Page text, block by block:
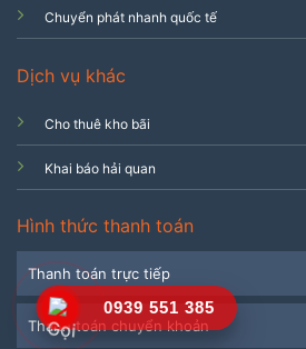
Chuyển phát nhanh quốc tế
Dịch vụ khác
Cho thuê kho bãi
Khai báo hải quan
Hình thức thanh toán
Thanh toán trực tiếp
Thanh toán chuyển khoản
0939 551 385